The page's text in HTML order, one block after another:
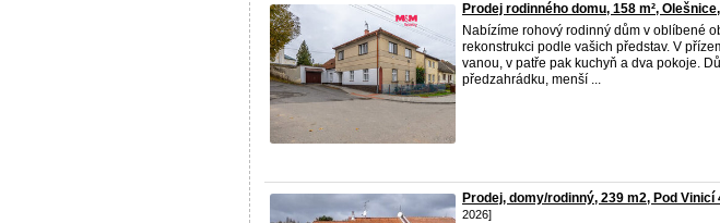
Prodej rodinného domu, 158 m²,
Nabízíme rohový rodinný dům v oblíbené
rekonstrukci podle vašich představ. V
vanou, v patře pak kuchyň a dva pokoje.
předzahrádku, menší ...
Prodej, domy/rodinný, 239 m2, Pod Vinicí
2026]